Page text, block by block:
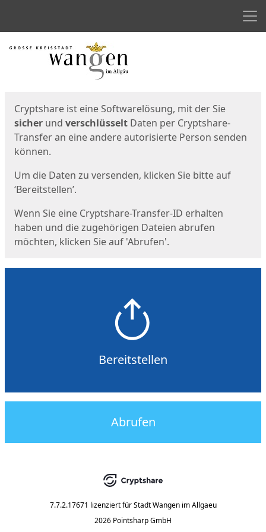
Start
Cryptshare ist eine Softwarelösung, mit der Sie
sicher und verschlüsselt Daten per Cryptshare-
Transfer an eine andere autorisierte Person senden
können.
Um die Daten zu versenden, klicken Sie bitte auf
‘Bereitstellen’.
Wenn Sie eine Cryptshare-Transfer-ID erhalten
haben und die zugehörigen Dateien abrufen
möchten, klicken Sie auf 'Abrufen'.
Bereitstellen
Abrufen
7.7.2.17671 lizenziert für Stadt Wangen im Allgaeu
2026 Pointsharp GmbH